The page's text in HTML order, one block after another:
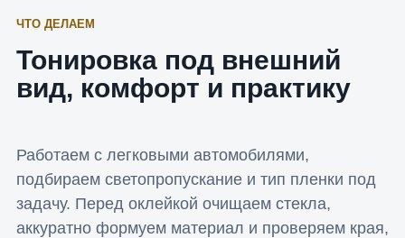
ЧТО ДЕЛАЕМ
Тонировка под внешний
вид, комфорт и практику
Работаем с легковыми автомобилями,
подбираем светопропускание и тип пленки под
задачу. Перед оклейкой очищаем стекла,
аккуратно формуем материал и проверяем края,